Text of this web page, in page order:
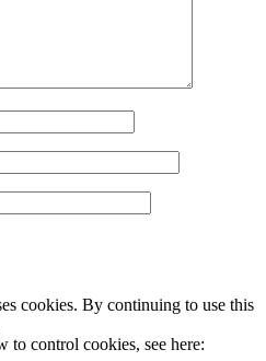
cookies. By continuing to use this
control cookies, see here: